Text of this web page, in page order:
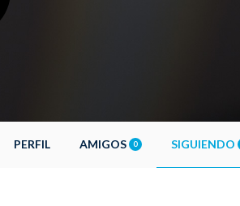
PERFIL AMIGOS 0 SIGUIENDO